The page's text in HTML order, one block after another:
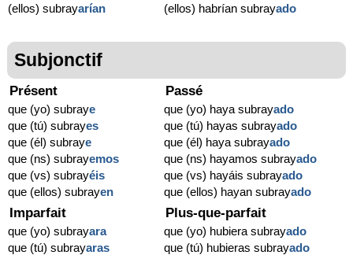
(ellos) subrayarían
(ellos) habrían subrayado
Subjonctif
Présent
que (yo) subraye
que (tú) subrayes
que (él) subraye
que (ns) subrayemos
que (vs) subrayéis
que (ellos) subrayen
Passé
que (yo) haya subrayado
que (tú) hayas subrayado
que (él) haya subrayado
que (ns) hayamos subrayado
que (vs) hayáis subrayado
que (ellos) hayan subrayado
Imparfait
que (yo) subrayara
que (tú) subrayaras
Plus-que-parfait
que (yo) hubiera subrayado
que (tú) hubieras subrayado